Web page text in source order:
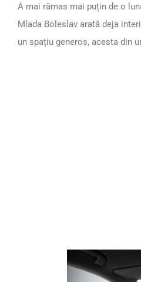
A mai rămas mai puțin de o
Mlada Boleslav arată deja
un spațiu generos, acesta din